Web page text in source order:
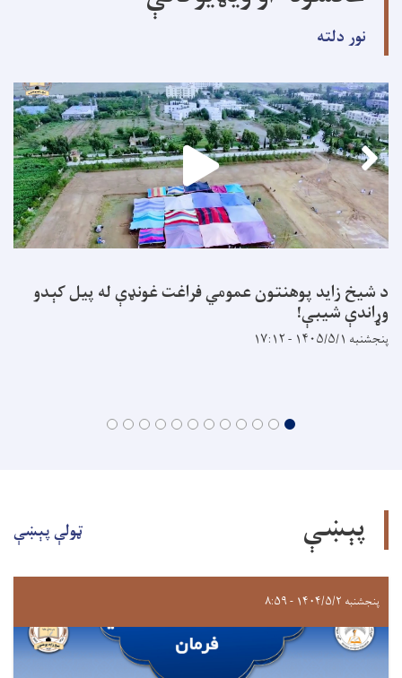
نور دلته
د شیخ زاید پوهنتون عمومي فراغت غونډې له پیل کېدو
وړاندې شیبې!
پنجشنبه ۱۴۰۵/۵/۱ - ۱۷:۱۲
پېښې ټولې پېښې
پنجشنبه ۱۴۰۴/۵/۲ - ۸:۵۹